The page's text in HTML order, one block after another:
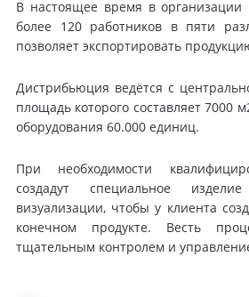
В настоящее время в организации
более 120 работников в пяти
позволяет экспортировать
Дистрибьюция ведётся с
площадь которого составляет 7000
оборудования 60.000 единиц.
При необходимости
создадут специальное
визуализации, чтобы у клиента
конечном продукте. Весть
тщательным контролем и